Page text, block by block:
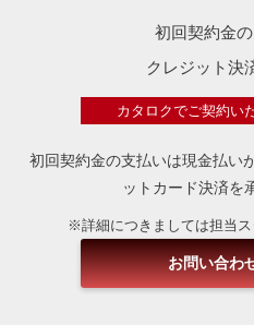
初回契約金
クレジット決
カタロクでご契約い
初回契約金の支払いは現金払い
ットカード決済を
※詳細につきましては担当ス
お問い合わ